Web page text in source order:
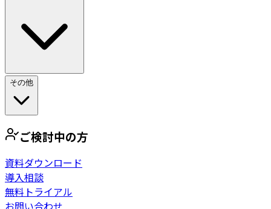
その他
ご検討中の方
資料ダウンロード
導入相談
無料トライアル